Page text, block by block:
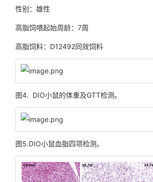
性别：雄性
高脂饲喂起始周龄：7周
高脂饲料：D12492同效饲料
图4. DIO小鼠的体重及GTT检测。
图5.DIO小鼠血脂四项检测。